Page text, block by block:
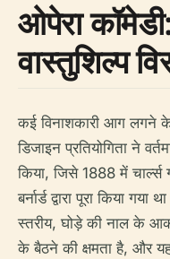
ओपेरा
वास्तुशिल्प
कई विनाशकारी आग
डिजाइन प्रतियोगिता ने
किया, जिसे 1888 में चार्ल्स
बर्नार्ड द्वारा पूरा किया
स्तरीय, घोड़े की नाल के
के बैठने की क्षमता है, और